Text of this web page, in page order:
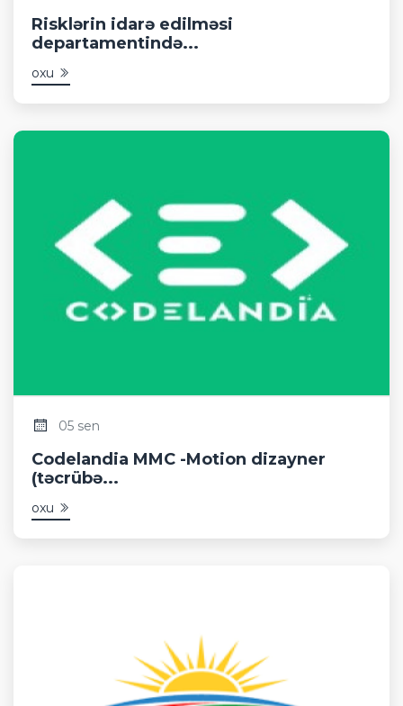
Risklərin idarə edilməsi
departamentində...
oxu
05 sen
Codelandia MMC -Motion dizayner
(təcrübə...
oxu